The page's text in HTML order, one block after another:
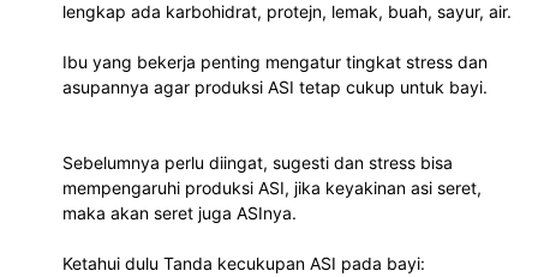
lengkap ada karbohidrat, protejn, lemak, buah, sayur, air.
Ibu yang bekerja penting mengatur tingkat stress dan
asupannya agar produksi ASI tetap cukup untuk bayi.
Sebelumnya perlu diingat, sugesti dan stress bisa
mempengaruhi produksi ASI, jika keyakinan asi seret,
maka akan seret juga ASInya.
Ketahui dulu Tanda kecukupan ASI pada bayi: